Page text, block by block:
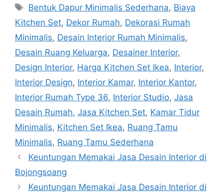
Bentuk Dapur Minimalis Sederhana, Biaya
Kitchen Set, Dekor Rumah, Dekorasi Rumah
Minimalis, Desain Interior Rumah Minimalis,
Desain Ruang Keluarga, Desainer Interior,
Design Interior, Harga Kitchen Set Ikea, Interior,
Interior Design, Interior Kamar, Interior Kantor,
Interior Rumah Type 36, Interior Studio, Jasa
Desain Rumah, Jasa Kitchen Set, Kamar Tidur
Minimalis, Kitchen Set Ikea, Ruang Tamu
Minimalis, Ruang Tamu Sederhana
Keuntungan Memakai Jasa Desain Interior di
Bojongsoang
Keuntungan Memakai Jasa Desain Interior di